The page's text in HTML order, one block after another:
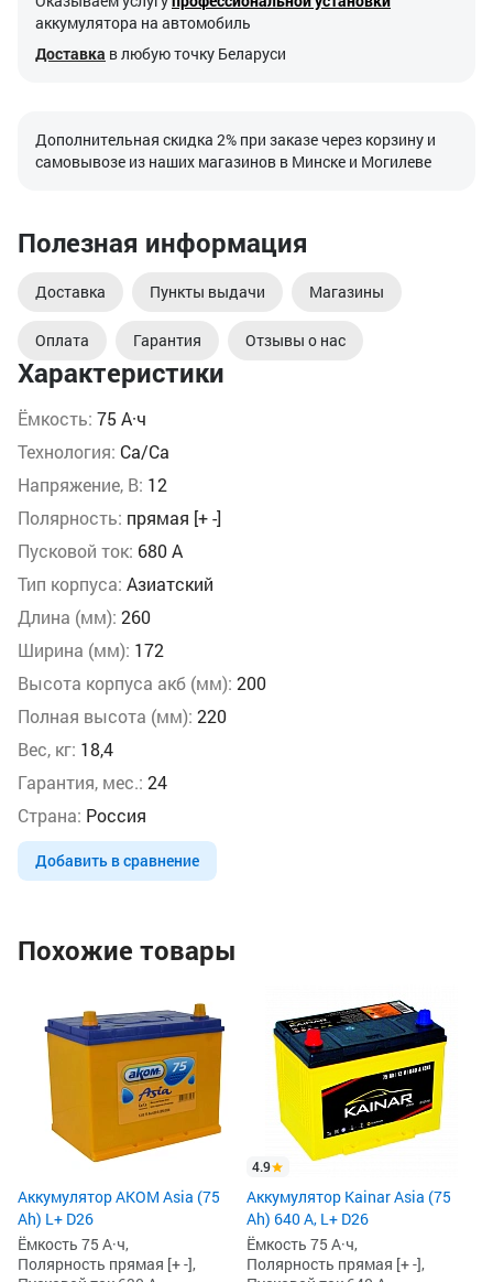
Характеристики
Ёмкость: 75 А·ч
Технология: Ca/Ca
Напряжение, В: 12
Полярность: прямая [+ -]
Пусковой ток: 680 А
Тип корпуса: Азиатский
Длина (мм): 260
Ширина (мм): 172
Высота корпуса акб (мм): 200
Полная высота (мм): 220
Вес, кг: 18,4
Гарантия, мес.: 24
Страна: Россия
Добавить в сравнение
аккумулятора на автомобиль
Доставка в любую точку Беларуси
Дополнительная скидка 2% при заказе через корзину и
самовывозе из наших магазинов в Минске и Могилеве
Полезная информация
Доставка Пункты выдачи Магазины
Оплата Гарантия Отзывы о нас
Похожие товары
Аккумулятор AKOM Asia (75
Ah) L+ D26
Ёмкость 75 А·ч,
Полярность прямая [+ -],
4.9
Аккумулятор Kainar Asia (75
Ah) 640 А, L+ D26
Ёмкость 75 А·ч,
Полярность прямая [+ -],